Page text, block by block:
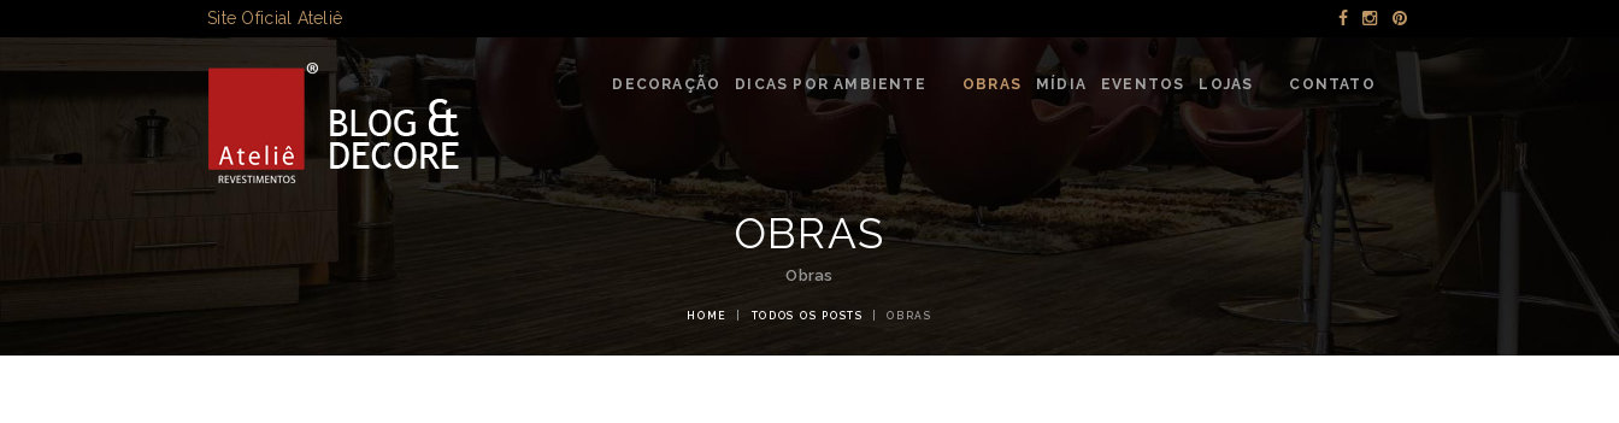
Site Oficial Ateliê
DECORAÇÃO DICAS POR AMBIENTE OBRAS MÍDIA EVENTOS LOJAS CONTATO
OBRAS
Obras
HOME TODOS OS POSTS OBRAS
BLOG & DECORE - ATELIÊ REVESTIMENTOS
Blog com dicas de decorações e interiores.
DECORAÇÃO
DICAS POR
OBRAS
EVENTOS